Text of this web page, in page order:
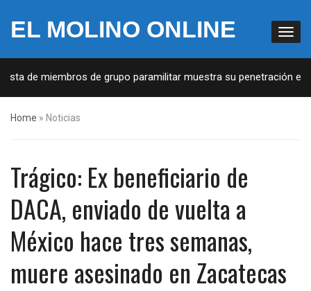
EL MOLINO ONLINE
de miembros de grupo paramilitar muestra su penetración en la
Home » Noticias
Trágico: Ex beneficiario de
DACA, enviado de vuelta a
México hace tres semanas,
muere asesinado en Zacatecas